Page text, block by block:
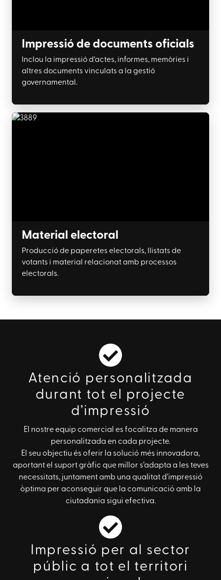
Impressió de documents oficials
Inclou la impressió d’actes, informes, memòries i
altres documents vinculats a la gestió
governamental.
Material electoral
Producció de paperetes electorals, llistats de
votants i material relacionat amb processos
electorals.
Atenció personalitzada
durant tot el projecte
d’impressió
El nostre equip comercial es focalitza de manera
personalitzada en cada projecte.
El seu objectiu és oferir la solució més innovadora,
aportant el suport gràfic que millor s’adapta a les teves
necessitats, juntament amb una qualitat d’impressió
òptima per aconseguir que la comunicació amb la
ciutadania sigui efectiva.
Impressió per al sector
públic a tot el territori